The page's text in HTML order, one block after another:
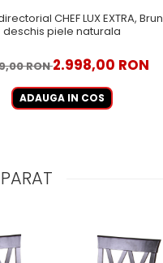
CHEF LUX EXTRA, Brun
deschis piele naturala
RON2.998,00 RON
ADAUGA IN COS